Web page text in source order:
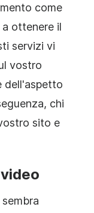
come
ottenere il
servizi vi
vostro
dell'aspetto
chi
sito e